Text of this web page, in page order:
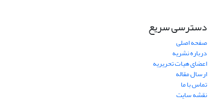
دسترسی سریع
صفحه اصلی
درباره نشریه
اعضای هیات تحریریه
ارسال مقاله
تماس با ما
نقشه سایت